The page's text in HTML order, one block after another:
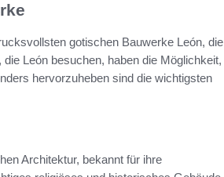
gotischen Bauwerke León, die
León besuchen, haben die Möglichkeit,
hervorzuheben sind die wichtigsten
Architektur, bekannt für ihre